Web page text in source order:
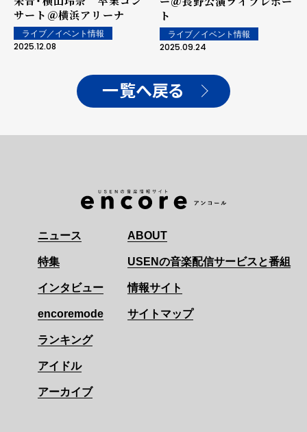
サート＠横浜アリーナ
ライブ／イベント情報
2025.12.08
ト
ライブ／イベント情報
2025.09.24
一覧へ戻る
ニュース
特集
インタビュー
encoremode
ランキング
アイドル
アーカイブ
ABOUT
USENの音楽配信サービスと番組
情報サイト
サイトマップ